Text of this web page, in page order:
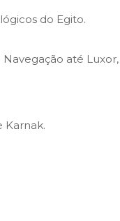
do Egito.
até
Karnak.